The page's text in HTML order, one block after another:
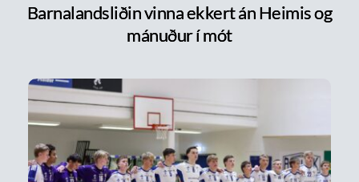
Barnalandsliðin vinna ekkert án Heimis og
mánuður í mót